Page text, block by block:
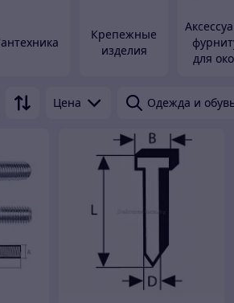
Крепежные
изделия
для
Цена Одежда и